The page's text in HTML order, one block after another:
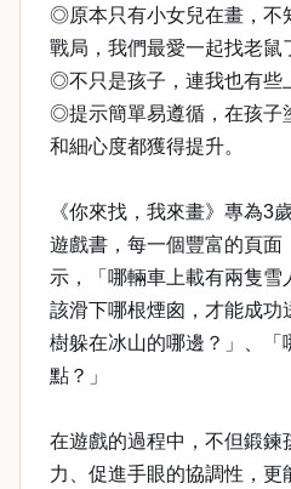
◎原本只有小女兒在畫，不
戰局，我們最愛一起找老鼠
◎不只是孩子，連我也有些
◎提示簡單易遵循，在孩子
和細心度都獲得提升。
《你來找，我來畫》專為3
遊戲書，每一個豐富的頁面
示，「哪輛車上載有兩隻雪
該滑下哪根煙囪，才能成功
樹躲在冰山的哪邊？」、「
點？」
在遊戲的過程中，不但鍛鍊
力、促進手眼的協調性，更